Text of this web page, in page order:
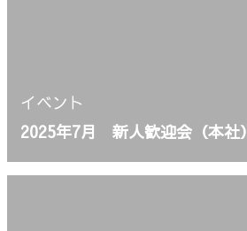
イベント
2025年7月 新人歓迎会（本社）